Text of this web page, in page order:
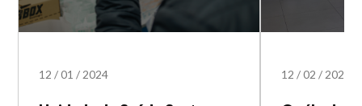
12/01/ 2024 12/02/ 2023